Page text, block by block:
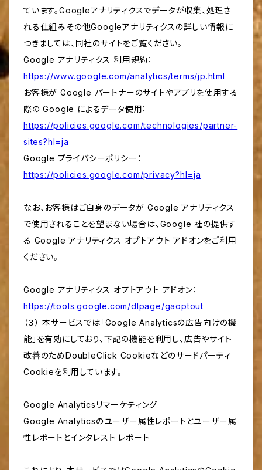
ています。Googleアナリティクスでデータが収集、処理さ
れる仕組みその他Googleアナリティクスの詳しい情報に
つきましては、同社のサイトをご覧ください。
Google アナリティクス 利用規約：
https://www.google.com/analytics/terms/jp.html
お客様が Google パートナーのサイトやアプリを使用する
際の Google によるデータ使用：
https://policies.google.com/technologies/partner-
sites?hl=ja
Google プライバシーポリシー：
https://policies.google.com/privacy?hl=ja
なお、お客様はご自身のデータが Google アナリティクス
で使用されることを望まない場合は、Google 社の提供す
る Google アナリティクス オプトアウト アドオンをご利用
ください。
Google アナリティクス オプトアウト アドオン：
https://tools.google.com/dlpage/gaoptout
（３） 本サービスでは「Google Analyticsの広告向けの機
能」を有効にしており、下記の機能を利用し、広告やサイト
改善のためDoubleClick Cookieなどのサードパーティ
Cookieを利用しています。
Google Analyticsリマーケティング
Google Analyticsのユーザー属性レポートとユーザー属
性レポートとインタレスト レポート